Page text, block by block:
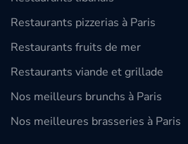
Restaurants pizzerias à Paris
Restaurants fruits de mer
Restaurants viande et grillade
Nos meilleurs brunchs à Paris
Nos meilleures brasseries à Paris